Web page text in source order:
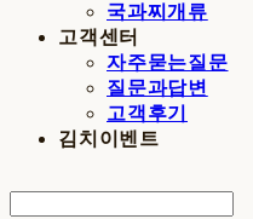
국과찌개류
고객센터
자주묻는질문
질문과답변
고객후기
김치이벤트